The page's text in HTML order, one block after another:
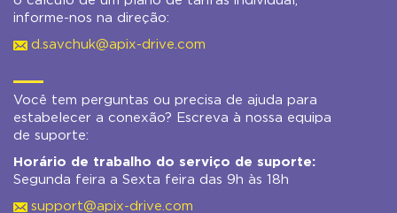
informe-nos na direção:
d.savchuk@apix-drive.com
Você tem perguntas ou precisa de ajuda para
estabelecer a conexão? Escreva à nossa equipa
de suporte:
Horário de trabalho do serviço de suporte:
Segunda feira a Sexta feira das 9h às 18h
support@apix-drive.com